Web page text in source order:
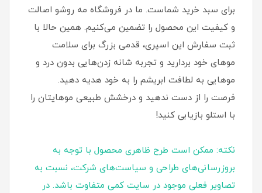
برای سبد خرید شماست. ما در فروشگاه مه روشو اصالت
و کیفیت این محصول را تضمین می‌کنیم. همین حالا با
ثبت سفارش این اسپری، قدمی بزرگ برای سلامت
موهای خود بردارید و تجربه شانه زدن‌هایی بدون درد و
موهایی به لطافت ابریشم را به خود هدیه دهید.
فرصت را از دست ندهید و درخشش طبیعی موهایتان را
با استلو بازیابی کنید!
نکته: ممکن است طرح ظاهری محصول با توجه به
بروزرسانی‌های طراحی و سیاست‌های شرکت، نسبت به
تصاویر فعلی موجود در سایت کمی متفاوت باشد. در